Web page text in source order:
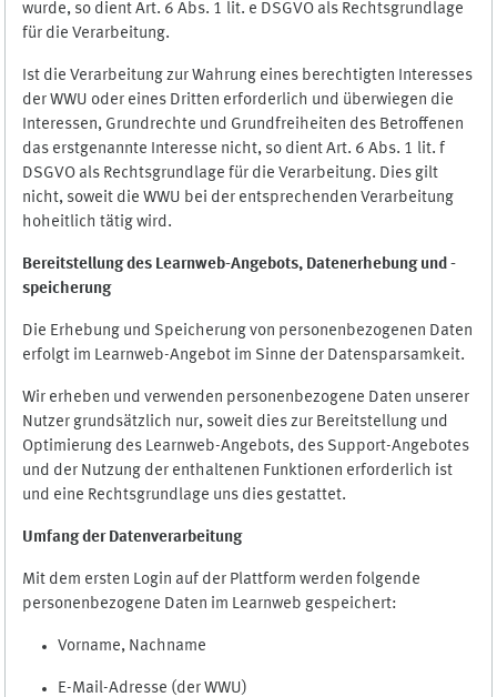
wurde, so dient Art. 6 Abs. 1 lit. e DSGVO als Rechtsgrundlage
für die Verarbeitung.
Ist die Verarbeitung zur Wahrung eines berechtigten Interesses
der WWU oder eines Dritten erforderlich und überwiegen die
Interessen, Grundrechte und Grundfreiheiten des Betroffenen
das erstgenannte Interesse nicht, so dient Art. 6 Abs. 1 lit. f
DSGVO als Rechtsgrundlage für die Verarbeitung. Dies gilt
nicht, soweit die WWU bei der entsprechenden Verarbeitung
hoheitlich tätig wird.
Bereitstellung des Learnweb-Angebots, Datenerhebung und -
speicherung
Die Erhebung und Speicherung von personenbezogenen Daten
erfolgt im Learnweb-Angebot im Sinne der Datensparsamkeit.
Wir erheben und verwenden personenbezogene Daten unserer
Nutzer grundsätzlich nur, soweit dies zur Bereitstellung und
Optimierung des Learnweb-Angebots, des Support-Angebotes
und der Nutzung der enthaltenen Funktionen erforderlich ist
und eine Rechtsgrundlage uns dies gestattet.
Umfang der Datenverarbeitung
Mit dem ersten Login auf der Plattform werden folgende
personenbezogene Daten im Learnweb gespeichert:
Vorname, Nachname
E-Mail-Adresse (der WWU)